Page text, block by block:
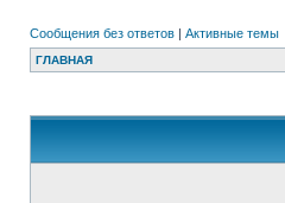
Сообщения без ответов | Активные темы
ГЛАВНАЯ